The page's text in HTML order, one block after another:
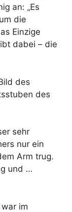
an: „Es
die
Einzige
dabei – die
des
des
sehr
nur ein
Arm trug.
und …
war im